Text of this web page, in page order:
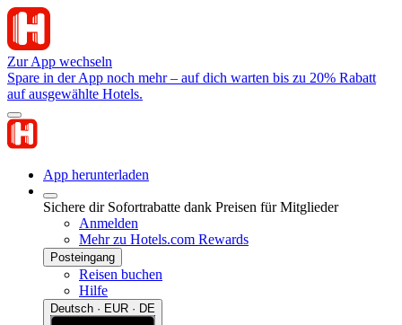
Zur App wechseln
Spare in der App noch mehr – auf dich warten bis zu 20% Rabatt
auf ausgewählte Hotels.
App herunterladen
Sichere dir Sofortrabatte dank Preisen für Mitglieder
Anmelden
Mehr zu Hotels.com Rewards
Posteingang
Reisen buchen
Hilfe
Deutsch · EUR · DE